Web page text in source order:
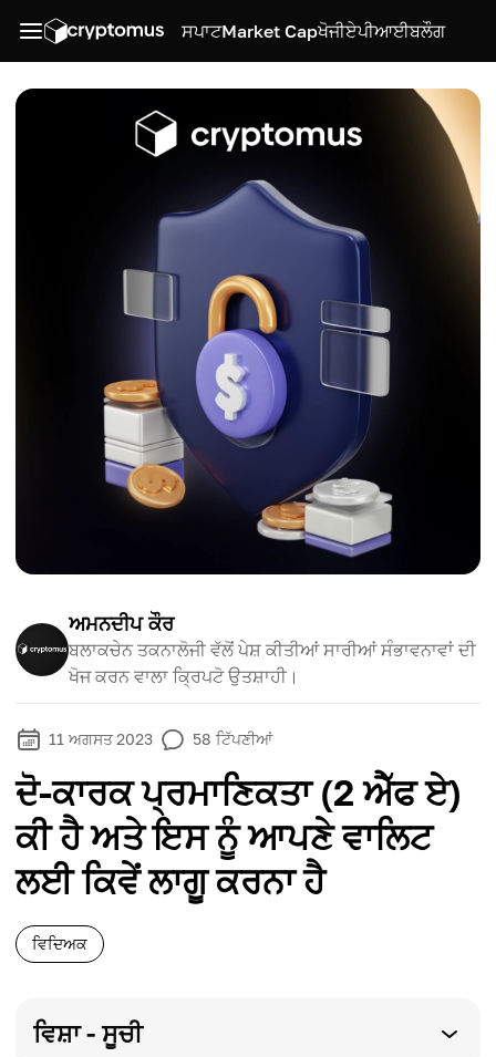
ਸਪਾਟMarket Capਖੋਜੀਏਪੀਆਈਬਲੌਗ
ਅਮਨਦੀਪ ਕੌਰ
ਬਲਾਕਚੇਨ ਤਕਨਾਲੋਜੀ ਵੱਲੋਂ ਪੇਸ਼ ਕੀਤੀਆਂ ਸਾਰੀਆਂ ਸੰਭਾਵਨਾਵਾਂ ਦੀ
ਖੋਜ ਕਰਨ ਵਾਲਾ ਕ੍ਰਿਪਟੋ ਉਤਸ਼ਾਹੀ।
11 ਅਗਸਤ 2023 58 ਟਿੱਪਣੀਆਂ
ਦੋ-ਕਾਰਕ ਪ੍ਰਮਾਣਿਕਤਾ (2 ਐੱਫ ਏ)
ਕੀ ਹੈ ਅਤੇ ਇਸ ਨੂੰ ਆਪਣੇ ਵਾਲਿਟ
ਲਈ ਕਿਵੇਂ ਲਾਗੂ ਕਰਨਾ ਹੈ
ਵਿਦਿਅਕ
ਵਿਸ਼ਾ - ਸੂਚੀ